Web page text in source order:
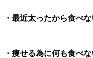
・最近太ったから食べ
・痩せる為に何も食べ